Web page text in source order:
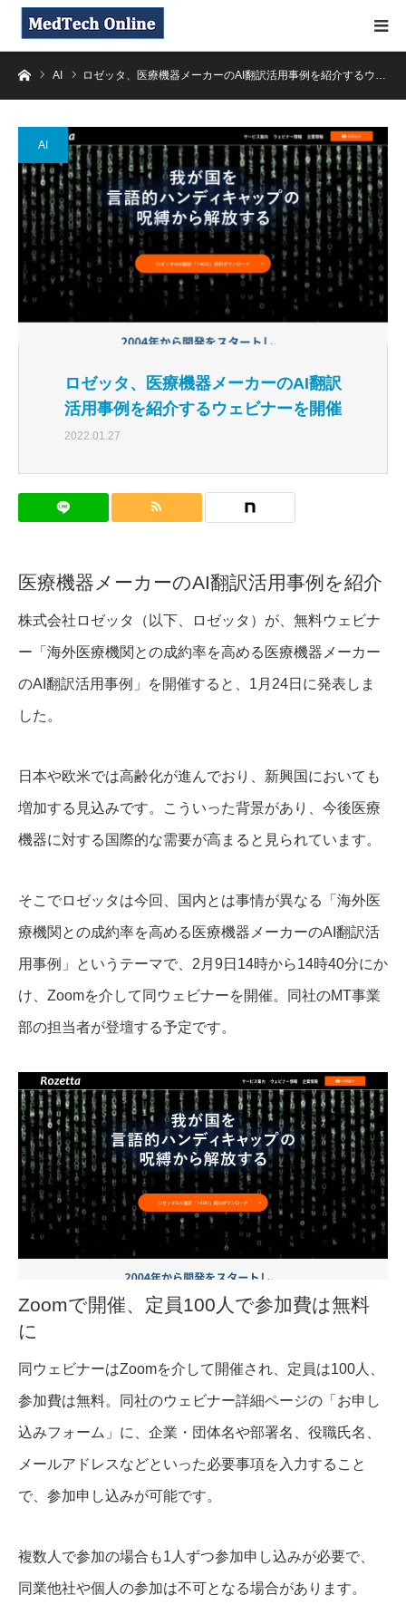
ホーム
AI ロゼッタ、医療機器メーカーのAI翻訳活用事例を紹介するウ…
AI
ロゼッタ、医療機器メーカーのAI翻訳
活用事例を紹介するウェビナーを開催
2022.01.27
医療機器メーカーのAI翻訳活用事例を紹介
株式会社ロゼッタ（以下、ロゼッタ）が、無料ウェビナ
ー「海外医療機関との成約率を高める医療機器メーカー
のAI翻訳活用事例」を開催すると、1月24日に発表しま
した。
日本や欧米では高齢化が進んでおり、新興国においても
増加する見込みです。こういった背景があり、今後医療
機器に対する国際的な需要が高まると見られています。
そこでロゼッタは今回、国内とは事情が異なる「海外医
療機関との成約率を高める医療機器メーカーのAI翻訳活
用事例」というテーマで、2月9日14時から14時40分にか
け、Zoomを介して同ウェビナーを開催。同社のMT事業
部の担当者が登壇する予定です。
Zoomで開催、定員100人で参加費は無料
に
同ウェビナーはZoomを介して開催され、定員は100人、
参加費は無料。同社のウェビナー詳細ページの「お申し
込みフォーム」に、企業・団体名や部署名、役職氏名、
メールアドレスなどといった必要事項を入力すること
で、参加申し込みが可能です。
複数人で参加の場合も1人ずつ参加申し込みが必要で、
同業他社や個人の参加は不可となる場合があります。